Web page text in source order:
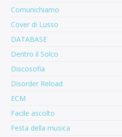
Comunichiamo
Cover di Lusso
DATABASE
Dentro il Solco
Discosofia
Disorder Reload
ECM
Facile ascolto
Festa della musica